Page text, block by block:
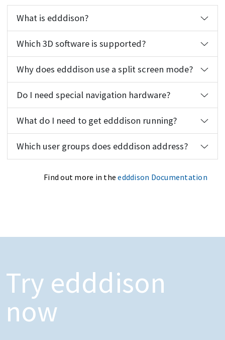
What is edddison?
Which 3D software is supported?
Why does edddison use a split screen mode?
Do I need special navigation hardware?
What do I need to get edddison running?
Which user groups does edddison address?
Find out more in theedddison Documentation
Try edddison
now